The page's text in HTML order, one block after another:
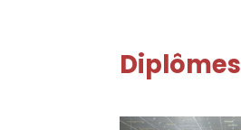
Diplômes